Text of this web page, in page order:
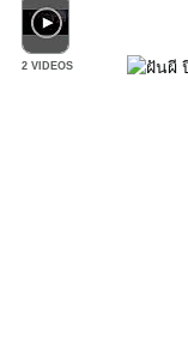
2 VIDEOS